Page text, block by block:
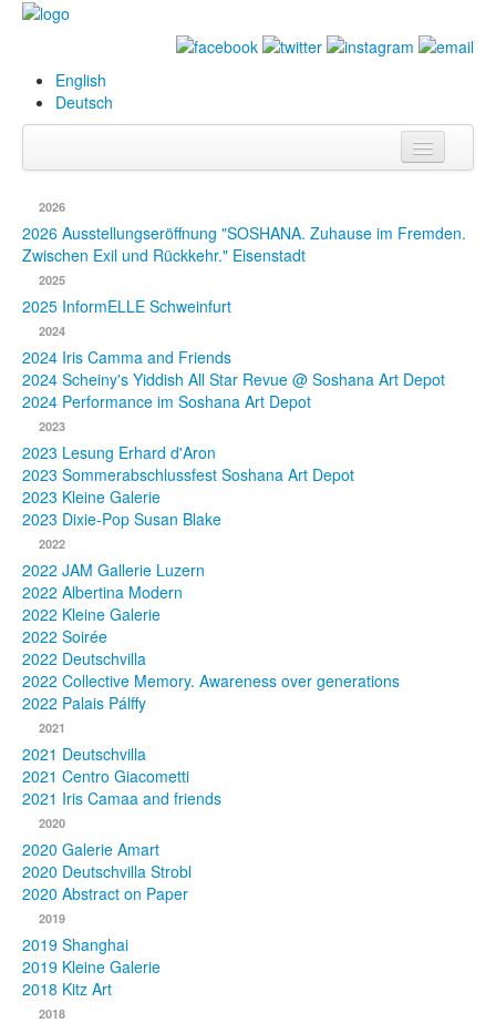
English
Deutsch
Biografie
Ausstellungen
& Projekte
Presse
Publikationen
Texte
Sammlungen
2026
2026 Ausstellungseröffnung "SOSHANA. Zuhause im Fremden.
Zwischen Exil und Rückkehr." Eisenstadt
2025
2025 InformELLE Schweinfurt
2024
2024 Iris Camma and Friends
2024 Scheiny's Yiddish All Star Revue @ Soshana Art Depot
2024 Performance im Soshana Art Depot
2023
2023 Lesung Erhard d'Aron
2023 Sommerabschlussfest Soshana Art Depot
2023 Kleine Galerie
2023 Dixie-Pop Susan Blake
2022
2022 JAM Gallerie Luzern
2022 Albertina Modern
2022 Kleine Galerie
2022 Soirée
2022 Deutschvilla
2022 Collective Memory. Awareness over generations
2022 Palais Pálffy
2021
2021 Deutschvilla
2021 Centro Giacometti
2021 Iris Camaa and friends
2020
2020 Galerie Amart
2020 Deutschvilla Strobl
2020 Abstract on Paper
2019
2019 Shanghai
2019 Kleine Galerie
2018 Kitz Art
2018